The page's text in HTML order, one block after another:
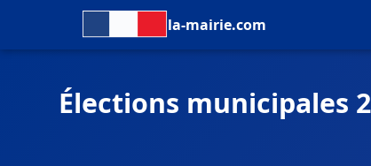
la-mairie.com
Élections municipales